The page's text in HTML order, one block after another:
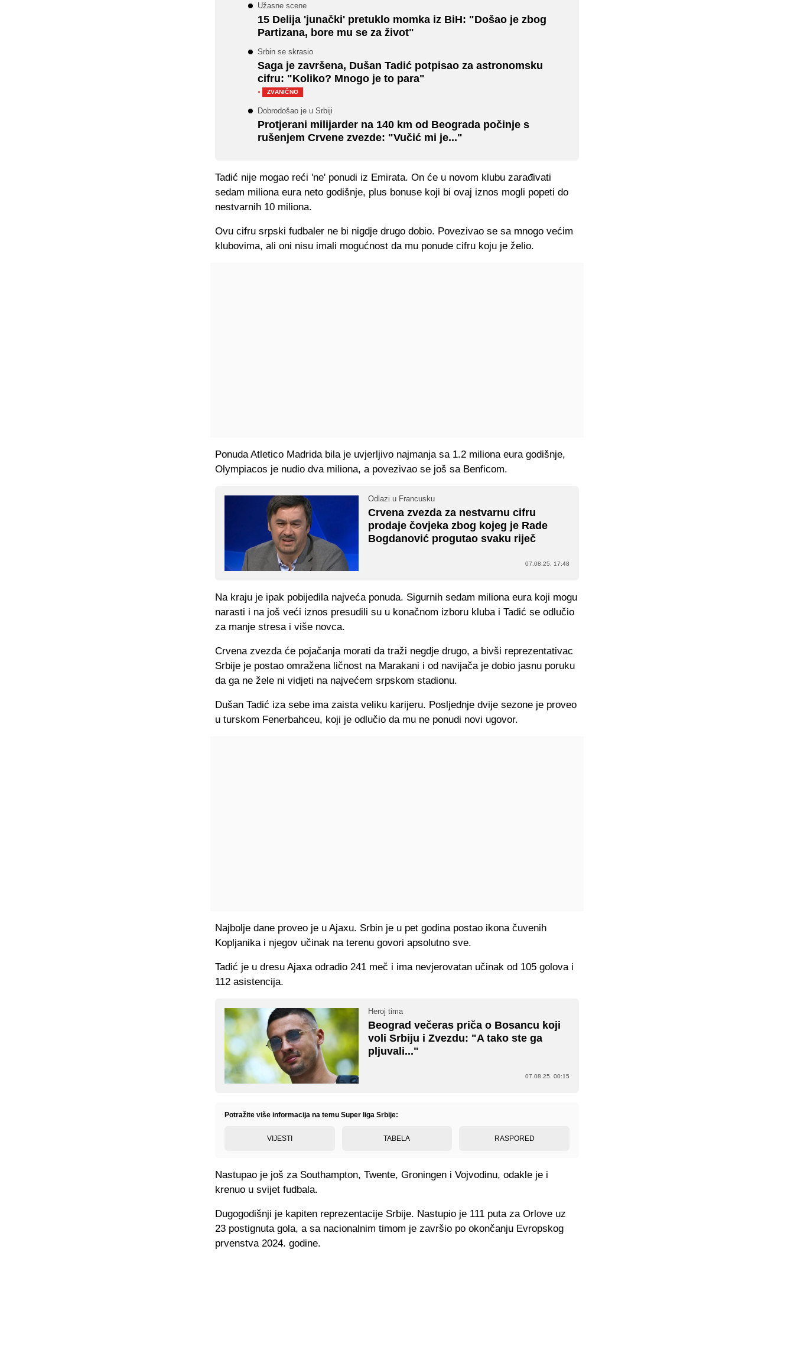
Užasne scene
15 Delija 'junački' pretuklo momka iz BiH: "Došao je zbog
Partizana, bore mu se za život"
Srbin se skrasio
Saga je završena, Dušan Tadić potpisao za astronomsku
cifru: "Koliko? Mnogo je to para"
·
ZVANIČNO
Dobrodošao je u Srbiji
Protjerani milijarder na 140 km od Beograda počinje s
rušenjem Crvene zvezde: "Vučić mi je..."
Tadić nije mogao reći 'ne' ponudi iz Emirata. On će u novom klubu zarađivati
sedam miliona eura neto godišnje, plus bonuse koji bi ovaj iznos mogli popeti do
nestvarnih 10 miliona.
Ovu cifru srpski fudbaler ne bi nigdje drugo dobio. Povezivao se sa mnogo većim
klubovima, ali oni nisu imali mogućnost da mu ponude cifru koju je želio.
Ponuda Atletico Madrida bila je uvjerljivo najmanja sa 1.2 miliona eura godišnje,
Olympiacos je nudio dva miliona, a povezivao se još sa Benficom.
Odlazi u Francusku
Crvena zvezda za nestvarnu cifru
prodaje čovjeka zbog kojeg je Rade
Bogdanović progutao svaku riječ
07.08.25. 17:48
Na kraju je ipak pobijedila najveća ponuda. Sigurnih sedam miliona eura koji mogu
narasti i na još veći iznos presudili su u konačnom izboru kluba i Tadić se odlučio
za manje stresa i više novca.
Crvena zvezda će pojačanja morati da traži negdje drugo, a bivši reprezentativac
Srbije je postao omražena ličnost na Marakani i od navijača je dobio jasnu poruku
da ga ne žele ni vidjeti na najvećem srpskom stadionu.
Dušan Tadić iza sebe ima zaista veliku karijeru. Posljednje dvije sezone je proveo
u turskom Fenerbahceu, koji je odlučio da mu ne ponudi novi ugovor.
Najbolje dane proveo je u Ajaxu. Srbin je u pet godina postao ikona čuvenih
Kopljanika i njegov učinak na terenu govori apsolutno sve.
Tadić je u dresu Ajaxa odradio 241 meč i ima nevjerovatan učinak od 105 golova i
112 asistencija.
Heroj tima
Beograd večeras priča o Bosancu koji
voli Srbiju i Zvezdu: "A tako ste ga
pljuvali..."
07.08.25. 00:15
Potražite više informacija na temu Super liga Srbije:
VIJESTI TABELA RASPORED
Nastupao je još za Southampton, Twente, Groningen i Vojvodinu, odakle je i
krenuo u svijet fudbala.
Dugogodišnji je kapiten reprezentacije Srbije. Nastupio je 111 puta za Orlove uz
23 postignuta gola, a sa nacionalnim timom je završio po okončanju Evropskog
prvenstva 2024. godine.